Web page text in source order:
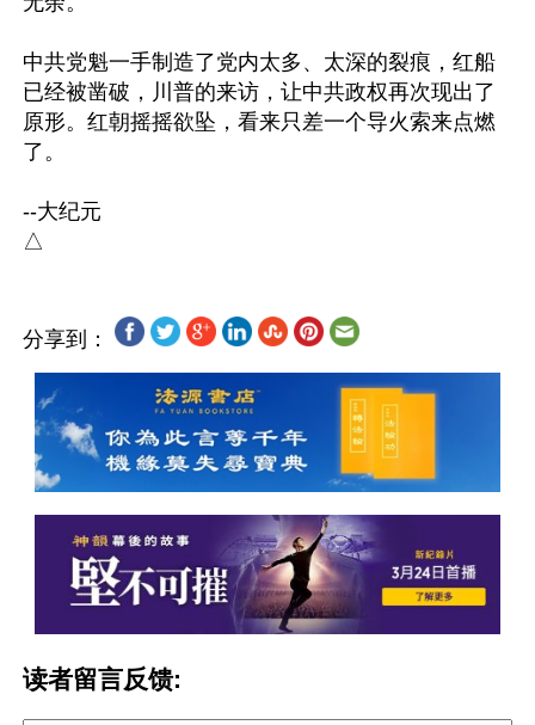
中共党魁一手制造了党内太多、太深的裂痕，红船
已经被凿破，川普的来访，让中共政权再次现出了
原形。红朝摇摇欲坠，看来只差一个导火索来点燃
了。
--大纪元
分享到：
读者留言反馈: